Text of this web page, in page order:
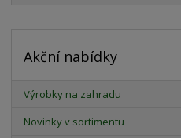
Akční nabídky
Výrobky na zahradu
Novinky v sortimentu